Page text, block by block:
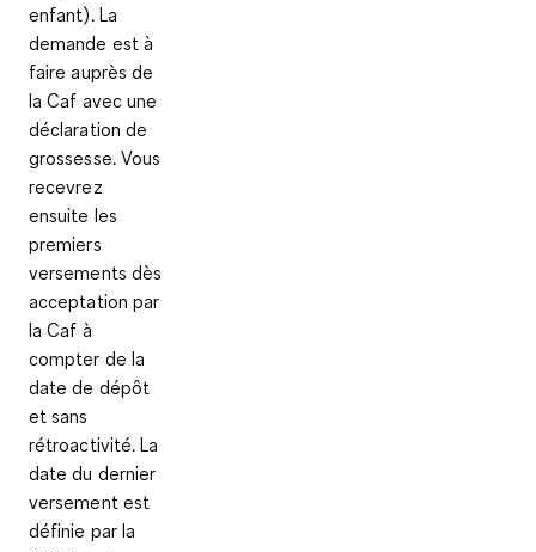
enfant). La
demande est à
faire auprès de
la Caf avec une
déclaration de
grossesse. Vous
recevrez
ensuite les
premiers
versements dès
acceptation par
la Caf à
compter de la
date de dépôt
et sans
rétroactivité. La
date du dernier
versement est
définie par la